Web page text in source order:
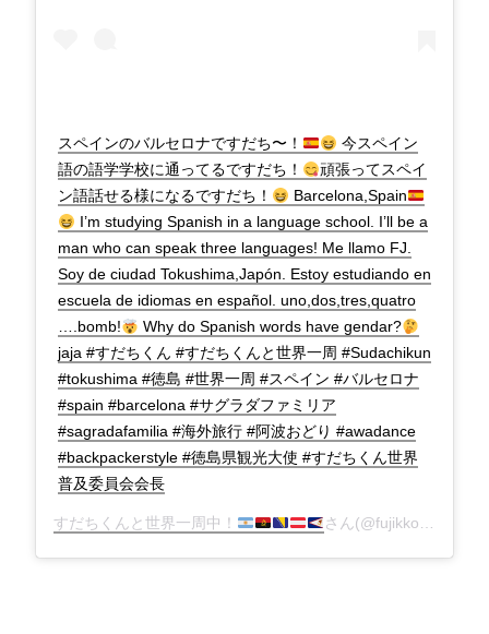
スペインのバルセロナですだち〜！
今スペイン
語の語学学校に通ってるですだち！
頑張ってスペイ
ン語話せる様になるですだち！
Barcelona,Spain
I’m studying Spanish in a language school. I’ll be a
man who can speak three languages! Me llamo FJ.
Soy de ciudad Tokushima,Japón. Estoy estudiando en
escuela de idiomas en español. uno,dos,tres,quatro
….bomb!
Why do Spanish words have gendar?
jaja #すだちくん #すだちくんと世界一周 #Sudachikun
#tokushima #徳島 #世界一周 #スペイン #バルセロナ
#spain #barcelona #サグラダファミリア
#sagradafamilia #海外旅行 #阿波おどり #awadance
#backpackerstyle #徳島県観光大使 #すだちくん世界
普及委員会会長
すだちくんと世界一周中！ さん(@fujikko_sudachi)がシェアした投稿 –